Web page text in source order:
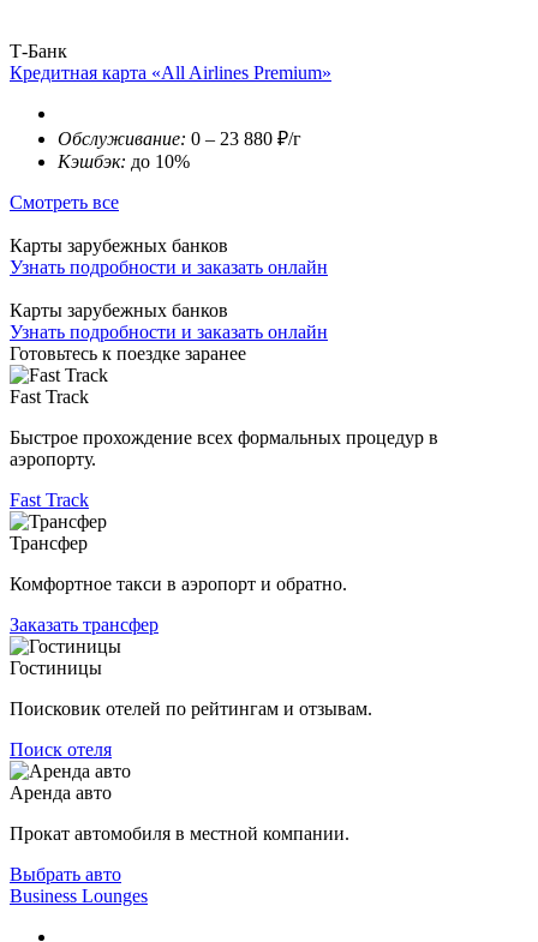
Т-Банк
Кредитная карта «All Airlines Premium»
Обслуживание: 0 – 23 880 ₽/г
Кэшбэк: до 10%
Смотреть все
Карты зарубежных банков
Узнать подробности и заказать онлайн
Карты зарубежных банков
Узнать подробности и заказать онлайн
Готовьтесь к поездке заранее
Fast Track
Быстрое прохождение всех формальных процедур в
аэропорту.
Fast Track
Трансфер
Комфортное такси в аэропорт и обратно.
Заказать трансфер
Гостиницы
Поисковик отелей по рейтингам и отзывам.
Поиск отеля
Аренда авто
Прокат автомобиля в местной компании.
Выбрать авто
Business Lounges